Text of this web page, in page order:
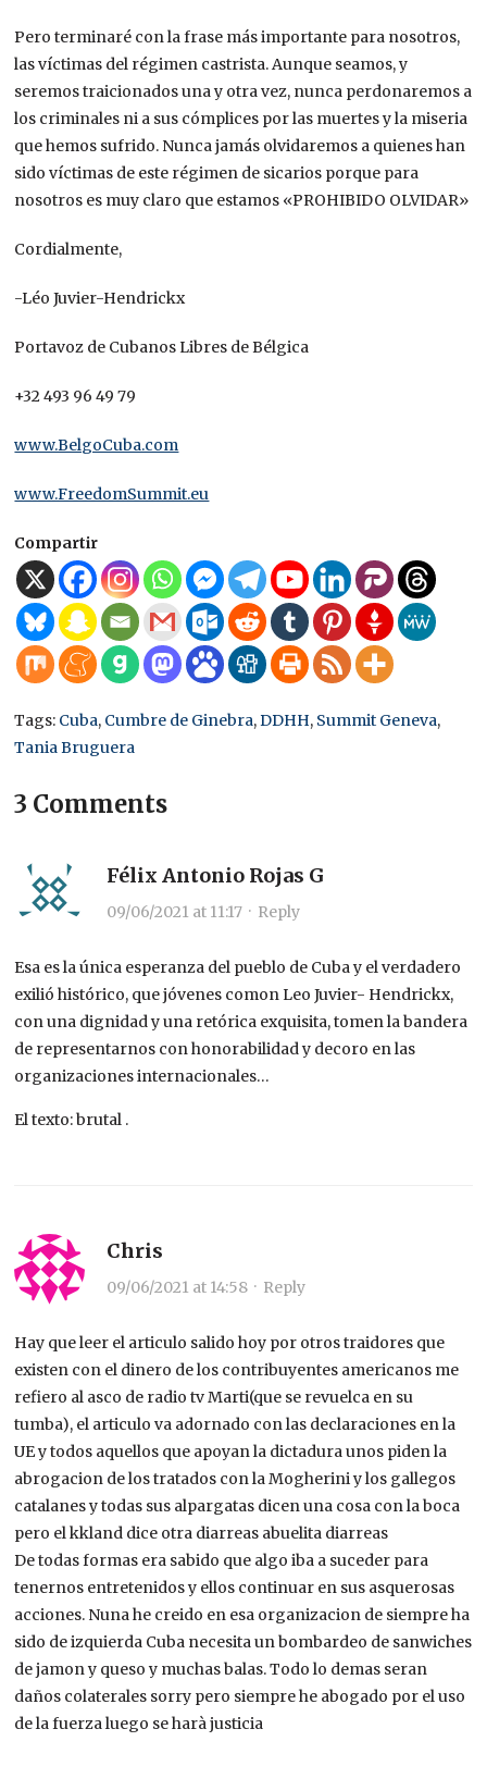
Pero terminaré con la frase más importante para nosotros,
las víctimas del régimen castrista. Aunque seamos, y
seremos traicionados una y otra vez, nunca perdonaremos a
los criminales ni a sus cómplices por las muertes y la miseria
que hemos sufrido. Nunca jamás olvidaremos a quienes han
sido víctimas de este régimen de sicarios porque para
nosotros es muy claro que estamos «PROHIBIDO OLVIDAR»
Cordialmente,
-Léo Juvier-Hendrickx
Portavoz de Cubanos Libres de Bélgica
+32 493 96 49 79
www.BelgoCuba.com
www.FreedomSummit.eu
Compartir
Tags: Cuba, Cumbre de Ginebra,DDHH, Summit Geneva,
Tania Bruguera
3 Comments
Félix Antonio Rojas G
09/06/2021 at 11:17 · Reply
Esa es la única esperanza del pueblo de Cuba y el verdadero
exilió histórico, que jóvenes comon Leo Juvier- Hendrickx,
con una dignidad y una retórica exquisita, tomen la bandera
de representarnos con honorabilidad y decoro en las
organizaciones internacionales…
El texto: brutal .
Chris
09/06/2021 at 14:58 · Reply
Hay que leer el articulo salido hoy por otros traidores que
existen con el dinero de los contribuyentes americanos me
refiero al asco de radio tv Marti(que se revuelca en su
tumba), el articulo va adornado con las declaraciones en la
UE y todos aquellos que apoyan la dictadura unos piden la
abrogacion de los tratados con la Mogherini y los gallegos
catalanes y todas sus alpargatas dicen una cosa con la boca
pero el kkland dice otra diarreas abuelita diarreas
De todas formas era sabido que algo iba a suceder para
tenernos entretenidos y ellos continuar en sus asquerosas
acciones. Nuna he creido en esa organizacion de siempre ha
sido de izquierda Cuba necesita un bombardeo de sanwiches
de jamon y queso y muchas balas. Todo lo demas seran
daños colaterales sorry pero siempre he abogado por el uso
de la fuerza luego se harà justicia